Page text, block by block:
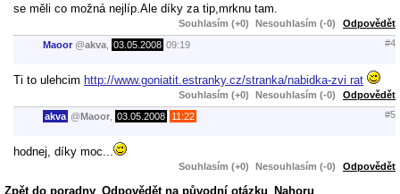
se měli co možná nejlíp.Ale díky za tip,mrknu tam.
Souhlasím (+0) Nesouhlasím (-0) Odpovědět
Maoor @akva 03.05.2008 09:19 #4
Ti to ulehcim http://www.goniatit.estranky.cz/stranka/nabidka-zvi rat
Souhlasím (+0) Nesouhlasím (-0) Odpovědět
akva @Maoor 03.05.2008 11:22 #5
hodnej, díky moc...
Souhlasím (+0) Nesouhlasím (-0) Odpovědět
Zpět do poradny Odpovědět na původní otázku Nahoru